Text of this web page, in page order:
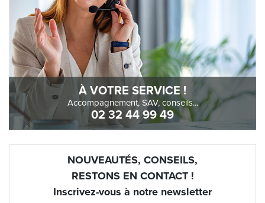
À VOTRE SERVICE !
Accompagnement, SAV, conseils...
02 32 44 99 49
NOUVEAUTÉS, CONSEILS,
RESTONS EN CONTACT !
Inscrivez-vous à notre newsletter